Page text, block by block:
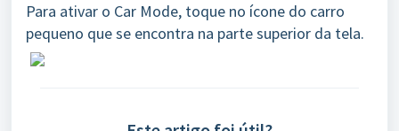
Para ativar o Car Mode, toque no ícone do carro
pequeno que se encontra na parte superior da tela.